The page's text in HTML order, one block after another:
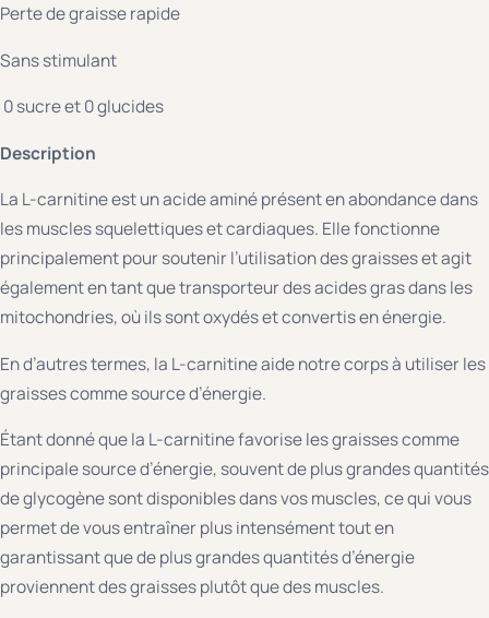
Perte de graisse rapide
Sans stimulant
0 sucre et 0 glucides
Description
La L-carnitine est un acide aminé présent en abondance dans
les muscles squelettiques et cardiaques. Elle fonctionne
principalement pour soutenir l’utilisation des graisses et agit
également en tant que transporteur des acides gras dans les
mitochondries, où ils sont oxydés et convertis en énergie.
En d’autres termes, la L-carnitine aide notre corps à utiliser les
graisses comme source d’énergie.
Étant donné que la L-carnitine favorise les graisses comme
principale source d’énergie, souvent de plus grandes quantités
de glycogène sont disponibles dans vos muscles, ce qui vous
permet de vous entraîner plus intensément tout en
garantissant que de plus grandes quantités d’énergie
proviennent des graisses plutôt que des muscles.